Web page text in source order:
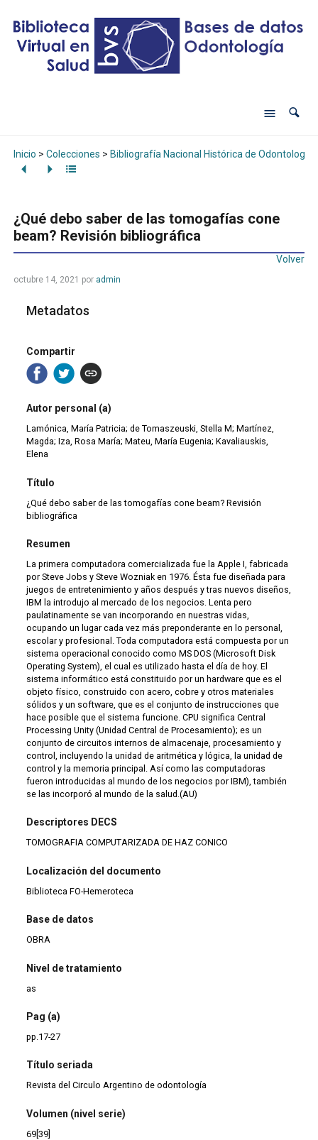
Inicio > Colecciones > Bibliografía Nacional Histórica de Odontología
¿Qué debo saber de las tomogafías cone
beam? Revisión bibliográfica
Volver
octubre 14, 2021 por admin
Metadatos
Compartir
Autor personal (a)
Lamónica, María Patricia; de Tomaszeuski, Stella M; Martínez,
Magda; Iza, Rosa María; Mateu, María Eugenia; Kavaliauskis,
Elena
Título
¿Qué debo saber de las tomogafías cone beam? Revisión
bibliográfica
Resumen
La primera computadora comercializada fue la Apple I, fabricada
por Steve Jobs y Steve Wozniak en 1976. Ésta fue diseñada para
juegos de entretenimiento y años después y tras nuevos diseños,
IBM la introdujo al mercado de los negocios. Lenta pero
paulatinamente se van incorporando en nuestras vidas,
ocupando un lugar cada vez más preponderante en lo personal,
escolar y profesional. Toda computadora está compuesta por un
sistema operacional conocido como MS DOS (Microsoft Disk
Operating System), el cual es utilizado hasta el día de hoy. El
sistema informático está constituido por un hardware que es el
objeto físico, construido con acero, cobre y otros materiales
sólidos y un software, que es el conjunto de instrucciones que
hace posible que el sistema funcione. CPU significa Central
Processing Unity (Unidad Central de Procesamiento); es un
conjunto de circuitos internos de almacenaje, procesamiento y
control, incluyendo la unidad de aritmética y lógica, la unidad de
control y la memoria principal. Así como las computadoras
fueron introducidas al mundo de los negocios por IBM), también
se las incorporó al mundo de la salud.(AU)
Descriptores DECS
TOMOGRAFIA COMPUTARIZADA DE HAZ CONICO
Localización del documento
Biblioteca FO-Hemeroteca
Base de datos
OBRA
Nivel de tratamiento
as
Pag (a)
pp.17-27
Título seriada
Revista del Circulo Argentino de odontología
Volumen (nivel serie)
69[39]